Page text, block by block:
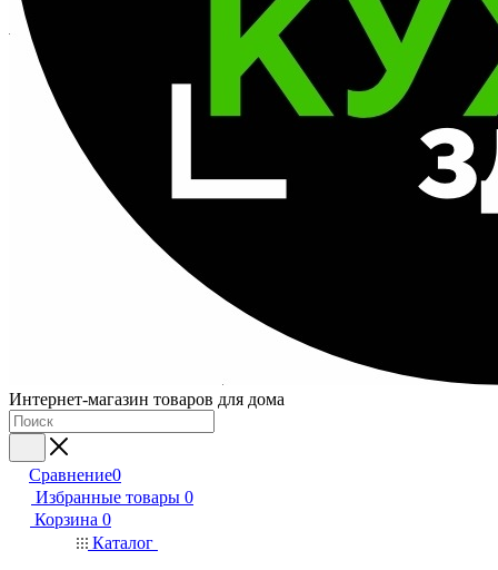
Интернет-магазин товаров для дома
Сравнение0
Избранные товары 0
Корзина 0
Каталог